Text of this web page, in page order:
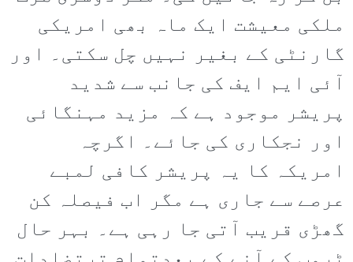
ملکی معیشت ایک ماہ بھی امریکی
گارنٹی کے بغیر نہیں چل سکتی۔ اور
آئی ایم ایف کی جانب سے شدید
پریشر موجود ہے کہ مزید مہنگائی
اور نجکاری کی جائے۔ اگرچہ
امریکہ کا یہ پریشر کافی لمبے
عرصے سے جاری ہے مگر اب فیصلہ کن
گھڑی قریب آتی جا رہی ہے۔ بہر حال